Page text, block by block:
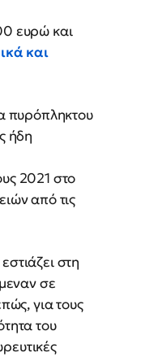
ευρώ και
και
πυρόπληκτου
ήδη
2021 στο
από τις
στη
σε
για τους
του